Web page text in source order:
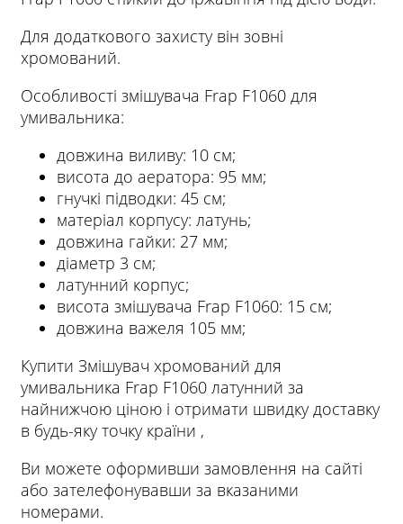
Для додаткового захисту він зовні
хромований.
Особливості змішувача Frap F1060 для
умивальника:
довжина виливу: 10 см;
висота до аератора: 95 мм;
гнучкі підводки: 45 см;
матеріал корпусу: латунь;
довжина гайки: 27 мм;
діаметр 3 см;
латунний корпус;
висота змішувача Frap F1060: 15 см;
довжина важеля 105 мм;
Купити Змішувач хромований для
умивальника Frap F1060 латунний за
найнижчою ціною і отримати швидку доставку
в будь-яку точку країни ,
Ви можете оформивши замовлення на сайті
або зателефонувавши за вказаними
номерами.